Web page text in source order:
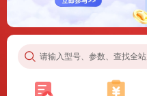
请输入型号、参数、查找全